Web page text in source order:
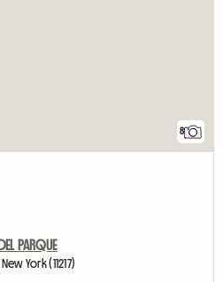
8
PARQUE
York (11217)